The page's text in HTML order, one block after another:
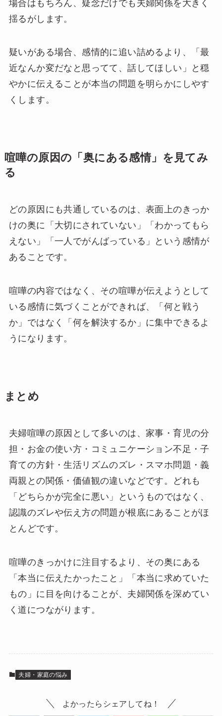
場合はもちろん、疑念だけでも夫婦関係を大きく
揺るがします。
疑いがある場合、感情的に追い詰めるより、「最
近なんか変だなと思ってて、話してほしい」と穏
やかに伝えることが本当の問題を明らかにしやす
くします。
喧嘩の原因の「奥にある感情」を見てみ
る
どの原因にも共通しているのは、表面上のきっか
けの奥に「大切にされていない」「わかってもら
えない」「一人でがんばっている」という感情が
あることです。
喧嘩の内容ではなく、その喧嘩が伝えようとして
いる感情に気づくことができれば、「何と戦う
か」ではなく「何を解決するか」に集中できるよ
うになります。
まとめ
夫婦喧嘩の原因として多いのは、家事・育児の分
担・お金の使い方・コミュニケーション不足・子
育ての方針・生活リズムのズレ・スマホ問題・義
両親との関係・価値観の違いなどです。どれも
「どちらかが完全に悪い」というものではなく、
認識のズレや伝え方の問題が根底にあることがほ
とんどです。
喧嘩のきっかけに注目するより、その奥にある
「本当に伝えたかったこと」「本当に求めていた
もの」に目を向けることが、夫婦関係を深めてい
く道につながります。
夫婦・家庭の悩み
よかったらシェアしてね！